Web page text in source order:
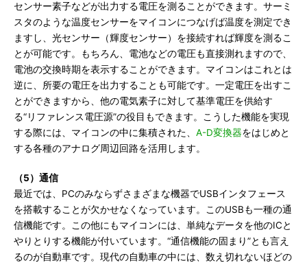
センサー素子などが出力する電圧を測ることができます。サーミ
スタのような温度センサーをマイコンにつなげば温度を測定でき
ますし、光センサー（輝度センサー）を接続すれば輝度を測るこ
とが可能です。もちろん、電池などの電圧も直接測れますので、
電池の交換時期を表示することができます。マイコンはこれとは
逆に、所要の電圧を出力することも可能です。一定電圧を出すこ
とができますから、他の電気素子に対して基準電圧を供給す
る“リファレンス電圧源”の役目もできます。こうした機能を実現
する際には、マイコンの中に集積された、 A-D変換器をはじめと
する各種のアナログ周辺回路を活用します。
（5）通信
最近では、PCのみならずさまざまな機器でUSBインタフェース
を搭載することが欠かせなくなっています。このUSBも一種の通
信機能です。この他にもマイコンには、単純なデータを他のICと
やりとりする機能が付いています。“通信機能の固まり”とも言え
るのが自動車です。現代の自動車の中には、数え切れないほどの